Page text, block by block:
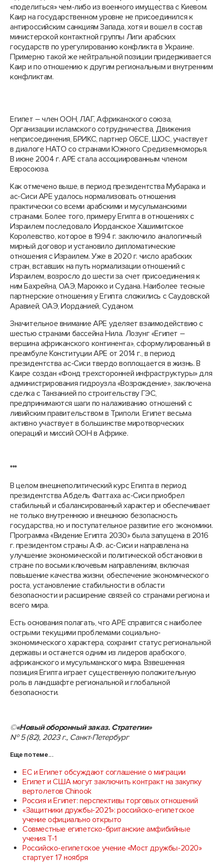
«поделиться» чем-либо из военного имущества с Киевом.
Каир на государственном уровне не присоединился к
антироссийским санкциям Запада, хотя и вошел в состав
министерской контактной группы Лиги арабских
государств по урегулированию конфликта в Украине.
Примерно такой же нейтральной позиции придерживается
Каир и по отношению к другим региональным и внутренним
конфликтам.
Египет – член ООН, ЛАГ, Африканского союза,
Организации исламского сотрудничества, Движения
неприсоединения, БРИКС, партнер ОБСЕ, ШОС, участвует
в диалоге НАТО со странами Южного Средиземноморья.
В июне 2004 г. АРЕ стала ассоциированным членом
Евросоюза.
Как отмечено выше, в период президентства Мубарака и
ас-Сиси АРЕ удалось нормализовать отношения
практически со всеми арабскими и мусульманскими
странами. Более того, примеру Египта в отношениях с
Израилем последовало Иорданское Хашимитское
Королевство, которое в 1994 г. заключило аналогичный
мирный договор и установило дипломатические
отношения с Израилем. Уже в 2020 г. число арабских
стран, вставших на путь нормализации отношений с
Израилем, возросло до шести за счет присоединения к
ним Бахрейна, ОАЭ, Марокко и Судана. Наиболее тесные
партнерские отношения у Египта сложились с Саудовской
Аравией, ОАЭ, Иорданией, Суданом.
Значительное внимание АРЕ уделяет взаимодействию с
шестью странами бассейна Нила. Лозунг «Египет –
вершина африканского континента», сформулированный в
преамбуле Конституции АРЕ от 2014 г., в период
президентства ас-Сиси твердо воплощается в жизнь. В
Каире создан «Фонд трехсторонней инфраструктуры» для
администрирования гидроузла «Возрождение», заключена
сделка с Танзанией по строительству ГЭС,
предпринимаются шаги по налаживанию отношений с
ливийским правительством в Триполи. Египет весьма
активно участвует в большинстве миротворческих
операций и миссий ООН в Африке.
***
В целом внешнеполитический курс Египта в период
президентства Абдель Фаттаха ас-Сиси приобрел
стабильный и сбалансированный характер и обеспечивает
не только внутреннюю и внешнюю безопасность
государства, но и поступательное развитие его экономики.
Программа «Видение Египта 2030» была запущена в 2016
г. президентом страны А.Ф. ас-Сиси и направлена на
улучшение экономической и политической обстановки в
стране по восьми ключевым направлениям, включая
повышение качества жизни, обеспечение экономического
роста, установление стабильности в области
безопасности и расширение связей со странами региона и
всего мира.
Есть основания полагать, что АРЕ справится с наиболее
острыми текущими проблемами социально-
экономического характера, сохранит статус региональной
державы и останется одним из лидеров арабского,
африканского и мусульманского мира. Взвешенная
позиция Египта играет существенную положительную
роль в ландшафте региональной и глобальной
безопасности.
©«Новый оборонный заказ. Стратегии»
№ 5 (82), 2023 г., Санкт-Петербург
Еще по теме...
ЕС и Египет обсуждают соглашение о миграции
Египет и США могут заключить контракт на закупку
вертолетов Chinook
Россия и Египет: перспективы торговых отношений
«Защитники дружбы-2021»: российско-египетское
учение официально открыто
Совместные египетско-британские амфибийные
учения Т-1
Российско-египетское учение «Мост дружбы-2020»
стартует 17 ноября